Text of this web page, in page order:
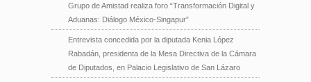
Grupo de Amistad realiza foro “Transformación Digital y
Aduanas: Diálogo México-Singapur”
Entrevista concedida por la diputada Kenia López
Rabadán, presidenta de la Mesa Directiva de la Cámara
de Diputados, en Palacio Legislativo de San Lázaro